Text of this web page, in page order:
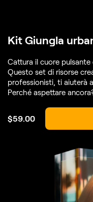
Kit Giungla
Cattura il cuore
Questo set di risorse
professionisti, ti aiuterà
Perché aspettare
$59.00